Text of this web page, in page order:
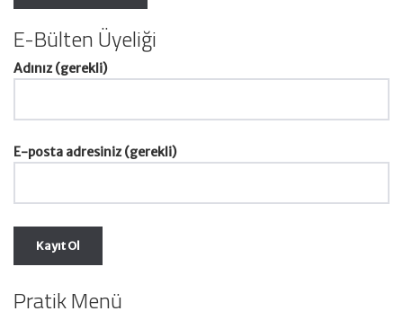
E-Bülten Üyeliği
Adınız (gerekli)
E-posta adresiniz (gerekli)
Pratik Menü